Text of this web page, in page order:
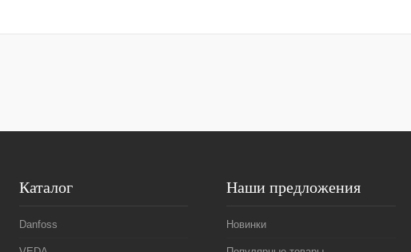
Каталог
Danfoss
Наши предложения
Новинки